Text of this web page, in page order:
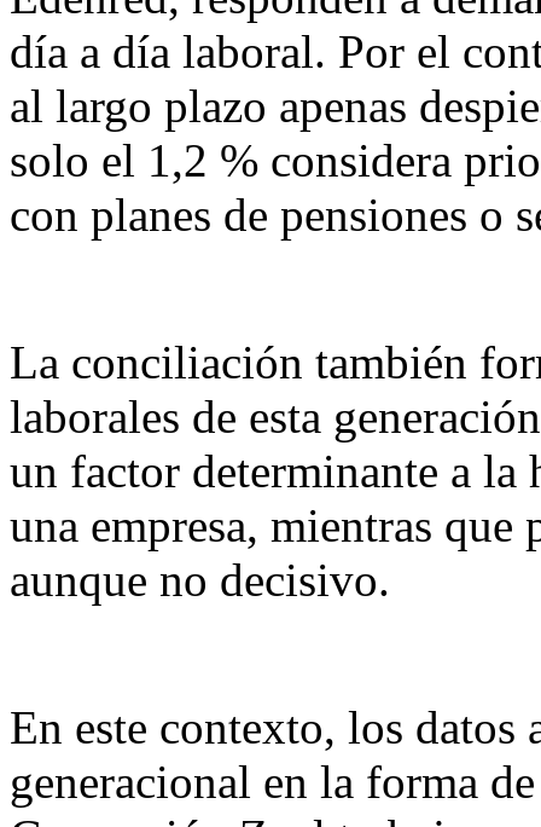
día a día laboral. Por el
al largo plazo apenas
solo el 1,2 % considera
con planes de pensiones o
La conciliación también
laborales de esta
un factor determinante a la
una empresa, mientras
aunque no decisivo.
En este contexto, los datos
generacional en la forma